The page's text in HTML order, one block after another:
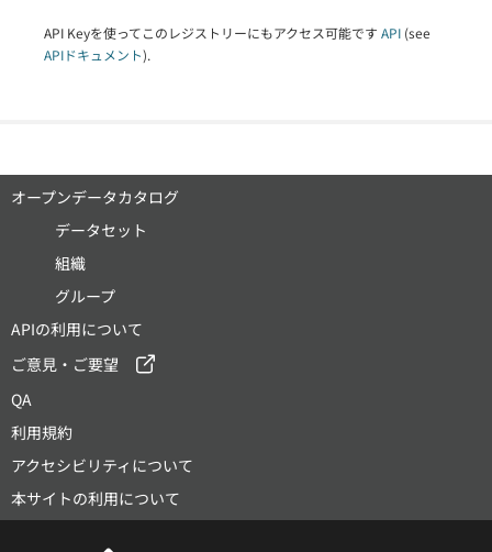
API Keyを使ってこのレジストリーにもアクセス可能です API (see
APIドキュメント).
オープンデータカタログ
データセット
組織
グループ
APIの利用について
ご意見・ご要望
QA
利用規約
アクセシビリティについて
本サイトの利用について